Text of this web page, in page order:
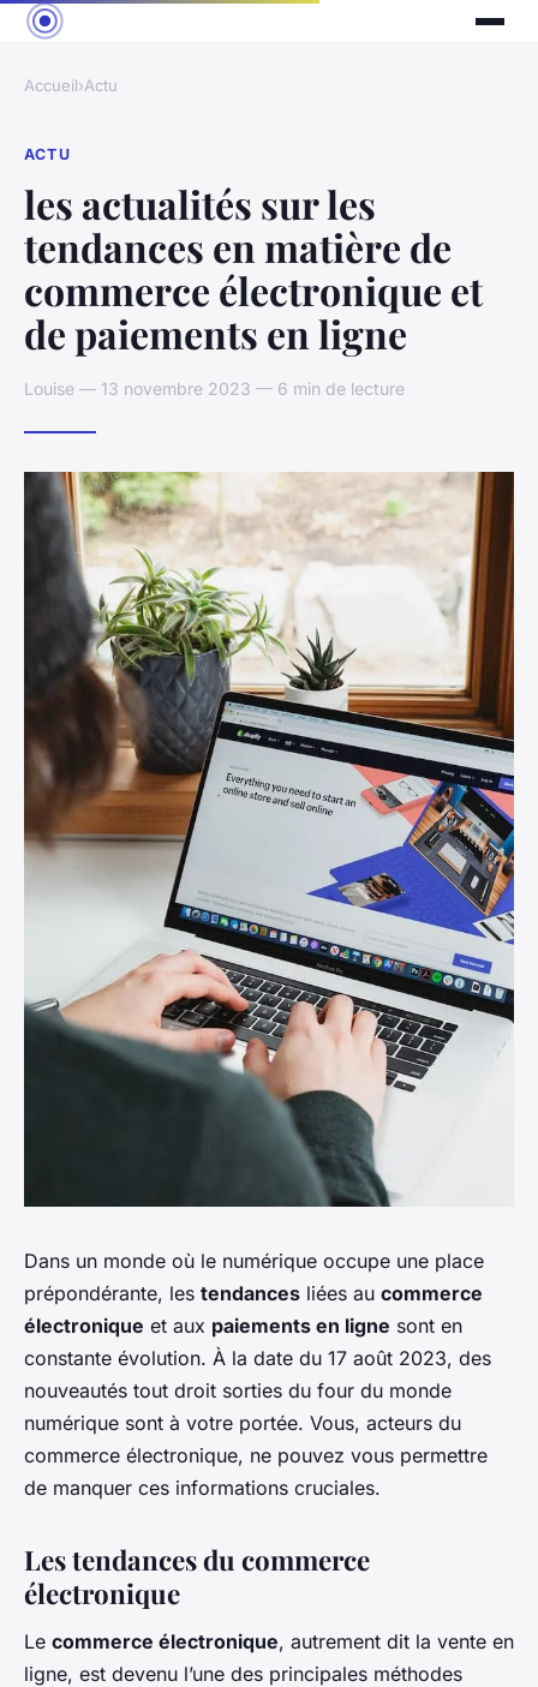
Accueil›Actu
ACTU
les actualités sur les
tendances en matière de
commerce électronique et
de paiements en ligne
Louise — 13 novembre 2023 — 6 min de lecture
Dans un monde où le numérique occupe une place
prépondérante, les tendances liées au commerce
électronique et aux paiements en ligne sont en
constante évolution. À la date du 17 août 2023, des
nouveautés tout droit sorties du four du monde
numérique sont à votre portée. Vous, acteurs du
commerce électronique, ne pouvez vous permettre
de manquer ces informations cruciales.
Les tendances du commerce
électronique
Le commerce électronique, autrement dit la vente en
ligne, est devenu l’une des principales méthodes